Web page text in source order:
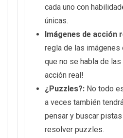
cada uno con
únicas.
Imágenes de acción
regla de las imágenes
que no se habla de
acción real!
¿Puzzles?: No todo
a veces también
pensar y buscar
resolver puzzles.